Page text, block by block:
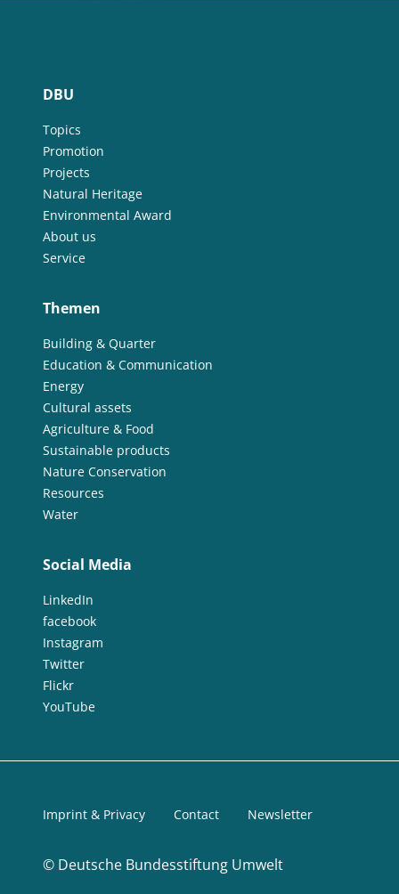
DBU
Topics
Promotion
Projects
Natural Heritage
Environmental Award
About us
Service
Themen
Building & Quarter
Education & Communication
Energy
Cultural assets
Agriculture & Food
Sustainable products
Nature Conservation
Resources
Water
Social Media
LinkedIn
facebook
Instagram
Twitter
Flickr
YouTube
© Deutsche Bundesstiftung Umwelt
Imprint & Privacy Contact Newsletter